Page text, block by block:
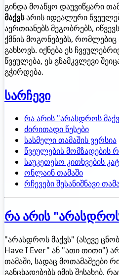
გინდა მოაწყო დაუვიწყარი
მაქვსარის იდეალური
აერთიანებს მეგობრებს,
ქმნის მოგონებებს,
გახსოვს. იქნება ეს
წვეულება, ეს გზამკვლევი
გჭირდება.
სარჩევი
რა არის "არასდროს
ძირითადი წესები
სასმელი თამაშის ვერსია
წვეულების მომზადების
საუკეთესო კითხვების
ონლაინ თამაში
რჩევები შესანიშნავი
რა არის
"არასდროს მაქვს" (ასევე
Have I Ever" ან "ათი თითი")
თამაში, სადაც მოთამაშეები
განცხადებებს იმის შესახებ,